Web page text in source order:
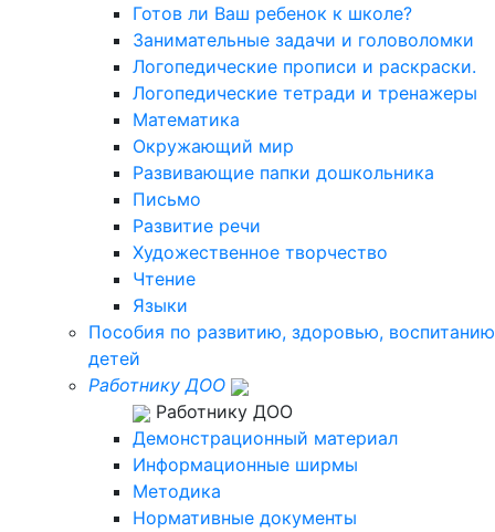
Готов ли Ваш ребенок к школе?
Занимательные задачи и головоломки
Логопедические прописи и раскраски.
Логопедические тетради и тренажеры
Математика
Окружающий мир
Развивающие папки дошкольника
Письмо
Развитие речи
Художественное творчество
Чтение
Языки
Пособия по развитию, здоровью, воспитанию
детей
Работнику ДОО
Работнику ДОО
Демонстрационный материал
Информационные ширмы
Методика
Нормативные документы